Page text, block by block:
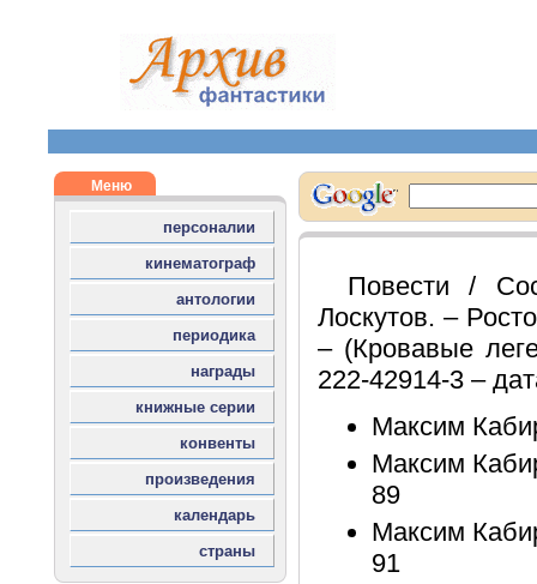
Повести /
Лоскутов. –
– (Кровавые
222-42914-3 –
Максим
Максим
89
Максим
91